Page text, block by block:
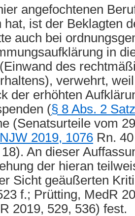
angefochtenen
hat, ist der Beklagten
auch bei
in
des
verwehrt,
der erhöhten
(§ 8 Abs. 2
(Senatsurteile vom
NJW 2019, 1076 Rn.
An dieser
der hieran
Sicht geäußerten
f.; Prütting, MedR
2019, 529, 536) fest.